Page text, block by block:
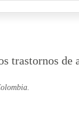
trastornos de